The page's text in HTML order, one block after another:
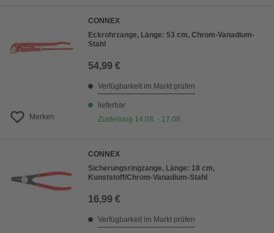
Merken
CONNEX
Eckrohrzange, Länge: 53 cm, Chrom-Vanadium-
Stahl
54,99 €
Verfügbarkeit im Markt prüfen
lieferbar
Zustellung 14.08. - 17.08.
CONNEX
Sicherungsringzange, Länge: 18 cm,
Kunststoff/Chrom-Vanadium-Stahl
16,99 €
Verfügbarkeit im Markt prüfen